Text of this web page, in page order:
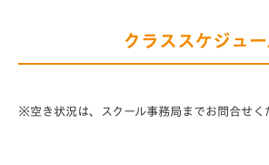
クラススケジュ
※空き状況は、スクール事務局までお問合せく